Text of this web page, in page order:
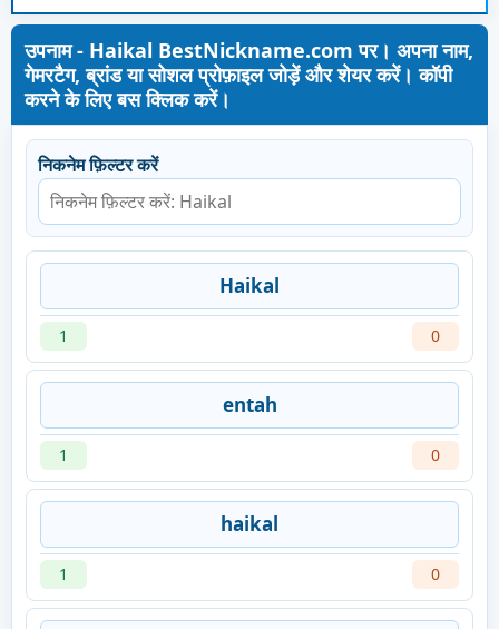
उपनाम - Haikal BestNickname.com पर। अपना नाम,
गेमरटैग, ब्रांड या सोशल प्रोफ़ाइल जोड़ें और शेयर करें। कॉपी
करने के लिए बस क्लिक करें।
निकनेम फ़िल्टर करें
Haikal
1 0
entah
1 0
haikal
1 0